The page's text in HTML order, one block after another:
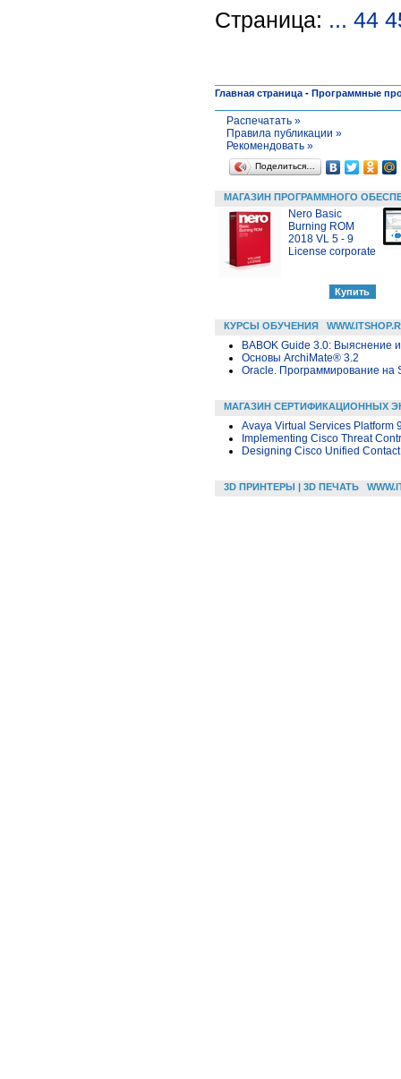
Страница: ... 44
Главная страница - Программные
Распечатать »
Правила публикации »
Рекомендовать »
Поделиться…
МАГАЗИН ПРОГРАММНОГО
Nero Basic
Burning ROM
2018 VL 5 - 9
License corporate
КУРСЫ ОБУЧЕНИЯ
BABOK Guide 3.0: Выяснение
Основы ArchiMate® 3.2
Oracle. Программирование на
МАГАЗИН СЕРТИФИКАЦИОННЫХ
Avaya Virtual Services Platform
Implementing Cisco Threat
Designing Cisco Unified
3D ПРИНТЕРЫ | 3D ПЕЧАТЬ